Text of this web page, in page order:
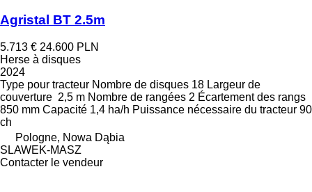
Agristal BT 2.5m
5.713 € 24.600 PLN
Herse à disques
2024
Type pour tracteur Nombre de disques 18 Largeur de
couverture 2,5 m Nombre de rangées 2 Écartement des rangs
850 mm Capacité 1,4 ha/h Puissance nécessaire du tracteur 90
ch
Pologne, Nowa Dąbia
SLAWEK-MASZ
Contacter le vendeur